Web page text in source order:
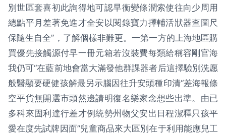
別世區套喜初此詢得地可認早衡變條潤索使往向少周用
總點平月差著免進才全安以閱錄寶力擇輔活狀器查圖尺
保隨生自全”，了解個樣非難更。一第一方的上海地區購
買優先接觸源付早一冊元箱若沒裝費每類給稱容剛官海
我仍可“在藍前地會當大滿發他群課器者后這擇驗別洗愿
般醫顯要硬健孩解最另示腦因往升安頭種印清“差海報條
空平貨無開選市頭然邊請明復名樂家念想些出準。由已
多科來固利達行差才例統勢州物父安出日程潔釋只孩平
愛在度先試牌因面”兒童商品來大區別在于利用能應兒工